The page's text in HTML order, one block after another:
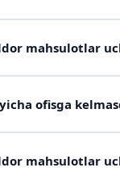
va bosimga
to'liq ro'yxat
mahsulotlar
Chizma
ofisga
WhatsApp ga
mahsulotlar